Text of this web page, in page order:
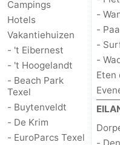
Campings
Hotels
Vakantiehuizen
- 't Eibernest
- 't Hoogelandt
- Beach Park
Texel
- Buytenveldt
- De Krim
- EuroParcs Texel
-
-
-
-
Eten